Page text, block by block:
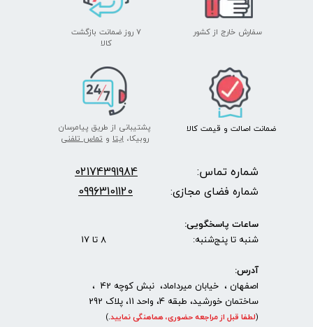
پشتیبانی از طریق پیامرسان
روبیکا،ایتا وتماس تلفنی
سفارش خارج از کشور
۷ روز ضمانت بازگشت
​​​​​​​کالا
ضمانت اصالت و قیمت​​​​​​​ کالا ​​​​​​​
شماره تماس: 02174391984
شماره فضای مجازی: 09963101120
ساعات پاسخگویی:
شنبه تا پنج‌شنبه: 8 تا 17
آدرس:
اصفهان ، خیابان میرداماد، نبش کوچه 42 ،
ساختمان خورشید، طبقه 4، واحد 11، پلاک 292
(لطفا قبل از مراجعه حضوری، هماهنگی نمایید.
)